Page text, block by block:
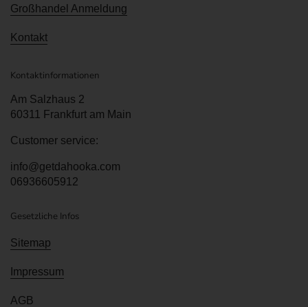
Großhandel Anmeldung
Kontakt
Kontaktinformationen
Am Salzhaus 2
60311 Frankfurt am Main
Customer service:
info@getdahooka.com
06936605912
Gesetzliche Infos
Sitemap
Impressum
AGB